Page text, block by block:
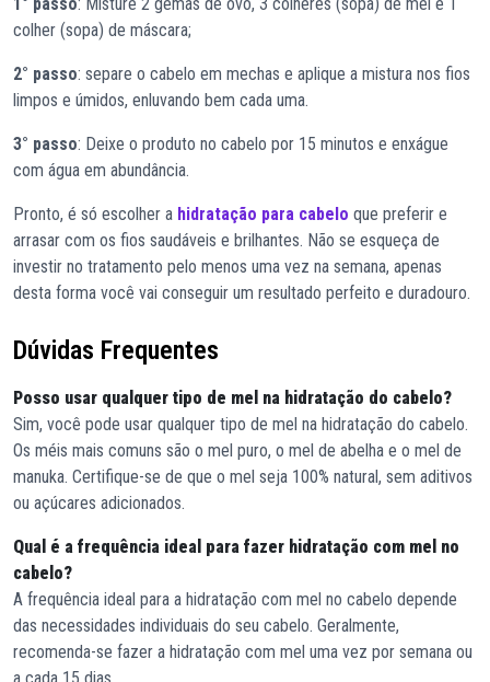
colher (sopa) de máscara;
2° passo: separe o cabelo em mechas e aplique a mistura nos fios
limpos e úmidos, enluvando bem cada uma.
3° passo: Deixe o produto no cabelo por 15 minutos e enxágue
com água em abundância.
Pronto, é só escolher a hidratação para cabelo que preferir e
arrasar com os fios saudáveis e brilhantes. Não se esqueça de
investir no tratamento pelo menos uma vez na semana, apenas
desta forma você vai conseguir um resultado perfeito e duradouro.
Dúvidas Frequentes
Posso usar qualquer tipo de mel na hidratação do cabelo?
Sim, você pode usar qualquer tipo de mel na hidratação do cabelo.
Os méis mais comuns são o mel puro, o mel de abelha e o mel de
manuka. Certifique-se de que o mel seja 100% natural, sem aditivos
ou açúcares adicionados.
Qual é a frequência ideal para fazer hidratação com mel no
cabelo?
A frequência ideal para a hidratação com mel no cabelo depende
das necessidades individuais do seu cabelo. Geralmente,
recomenda-se fazer a hidratação com mel uma vez por semana ou